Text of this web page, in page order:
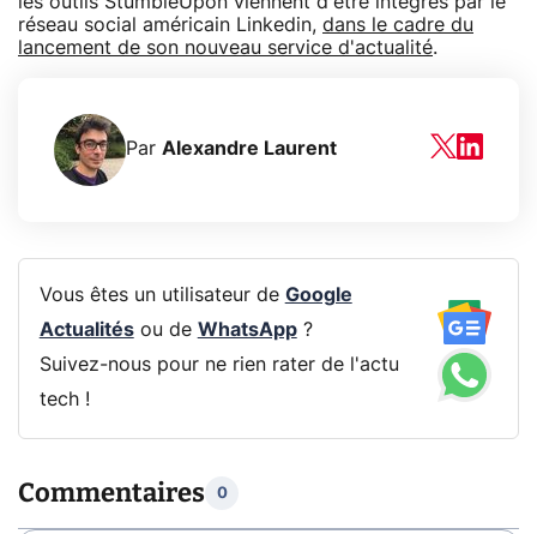
réseau social américain Linkedin, dans le cadre du
lancement de son nouveau service d'actualité.
Par Alexandre Laurent
Vous êtes un utilisateur de Google
Actualitésou de WhatsApp?
Suivez-nous pour ne rien rater de l'actu
tech !
Commentaires 0